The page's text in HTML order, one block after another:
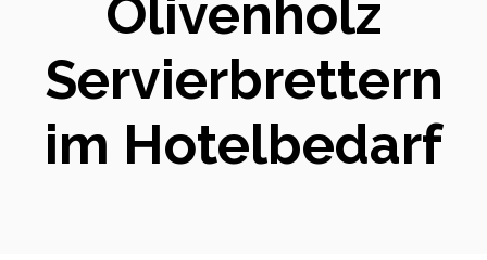
Olivenholz
Servierbrettern
im Hotelbedarf